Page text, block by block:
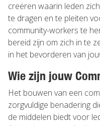
creëren waarin leden
te dragen en te pleiten
community-workers te
bereid zijn om zich in te
in het bevorderen van
Wie zijn jouw
Het bouwen van een
zorgvuldige benadering
de middelen biedt voor